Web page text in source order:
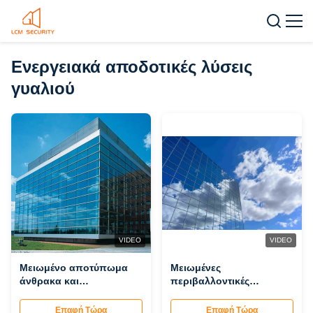
Ενεργειακά αποδοτικές λύσεις
γυαλιού
VIDEO
Μειωμένο αποτύπωμα
άνθρακα και
Ενεργειακές λύσεις
Επαφή Τώρα
VIDEO
Μειωμένες
περιβαλλοντικές
λύσεις γυαλιού για
Επαφή Τώρα